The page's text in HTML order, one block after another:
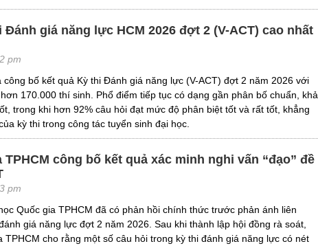
Đánh giá năng lực HCM 2026 đợt 2 (V-ACT) cao nhất
pm
công bố kết quả Kỳ thi Đánh giá năng lực (V-ACT) đợt 2 năm 2026 với
170.000 thí sinh. Phổ điểm tiếp tục có dạng gần phân bố chuẩn, khả
trong khi hơn 92% câu hỏi đạt mức độ phân biệt tốt và rất tốt, khẳng
kỳ thi trong công tác tuyển sinh đại học.
TPHCM công bố kết quả xác minh nghi vấn “đạo” đề
pm
Quốc gia TPHCM đã có phản hồi chính thức trước phản ánh liên
giá năng lực đợt 2 năm 2026. Sau khi thành lập hội đồng rà soát,
TPHCM cho rằng một số câu hỏi trong kỳ thi đánh giá năng lực có nét